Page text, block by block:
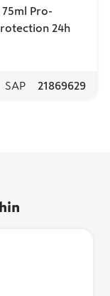
Pro-
24h
SAP 21869629